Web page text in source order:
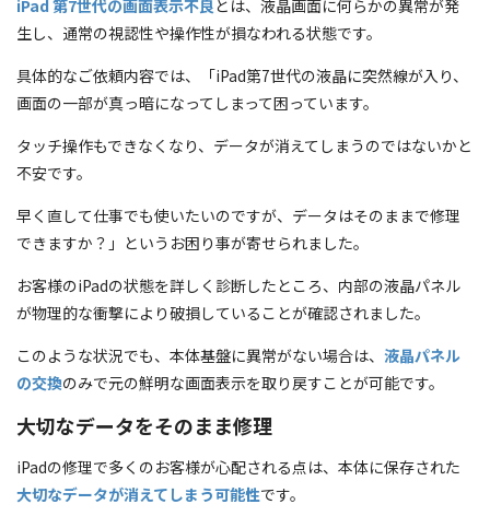
iPad 第7世代の画面表示不良とは、液晶画面に何らかの異常が発
生し、通常の視認性や操作性が損なわれる状態です。
具体的なご依頼内容では、「iPad第7世代の液晶に突然線が入り、
画面の一部が真っ暗になってしまって困っています。
タッチ操作もできなくなり、データが消えてしまうのではないかと
不安です。
早く直して仕事でも使いたいのですが、データはそのままで修理
できますか？」というお困り事が寄せられました。
お客様のiPadの状態を詳しく診断したところ、内部の液晶パネル
が物理的な衝撃により破損していることが確認されました。
このような状況でも、本体基盤に異常がない場合は、 液晶パネル
の交換のみで元の鮮明な画面表示を取り戻すことが可能です。
大切なデータをそのまま修理
iPadの修理で多くのお客様が心配される点は、本体に保存された
大切なデータが消えてしまう可能性です。